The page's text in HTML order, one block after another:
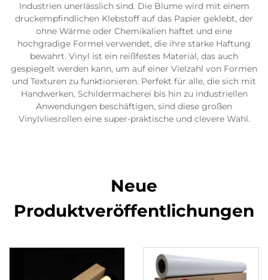
Industrien unerlässlich sind. Die Blume wird mit einem
druckempfindlichen Klebstoff auf das Papier geklebt, der
ohne Wärme oder Chemikalien haftet und eine
hochgradige Formel verwendet, die ihre starke Haftung
bewahrt. Vinyl ist ein reißfestes Material, das auch
gespiegelt werden kann, um auf einer Vielzahl von Formen
und Texturen zu funktionieren. Perfekt für alle, die sich mit
Handwerken, Schildermacherei bis hin zu industriellen
Anwendungen beschäftigen, sind diese großen
Vinylvliesrollen eine super-praktische und clevere Wahl.
Neue
Produktveröffentlichungen